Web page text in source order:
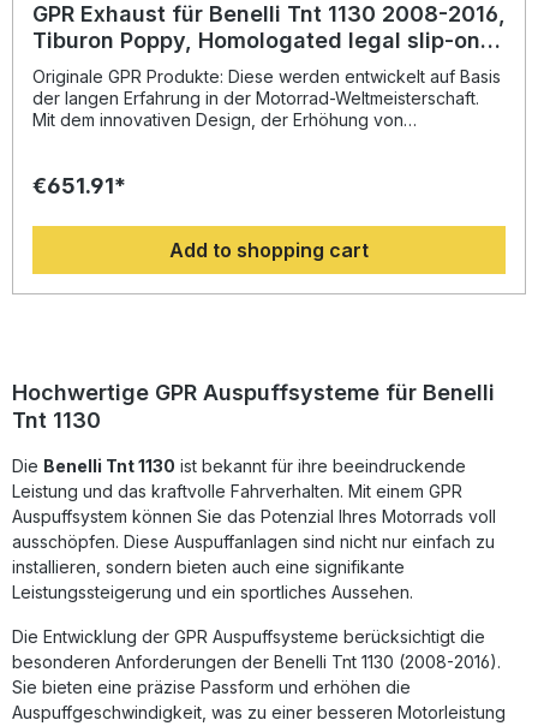
GPR Exhaust für Benelli Tnt 1130 2008-2016,
Tiburon Poppy, Homologated legal slip-on
exhaust including removable db killer and l
Originale GPR Produkte: Diese werden entwickelt auf Basis
der langen Erfahrung in der Motorrad-Weltmeisterschaft.
Mit dem innovativen Design, der Erhöhung von
Fahrzeug deutlich auf und erhalten ein perfektes Preis-
eine hörbare Soundverbesserung zur Serie, die Sie beim
Fahren geniessen können. Der Hersteller ist DIN zertifiziert
und garantiert somit eine gleichbleibend hohe Qualität
seiner Produkte, von der Sie als Kunde profitieren.
installieren. Lieferumfang: Diese Lieferung enthält alle
Fahrzeugspezifischen Halterungen und das
entsprechende Zubehör. Homologated slip-on exhaust
YesLieferzeit: ca. 14 Tage
€651.91*
Add to shopping cart
Hochwertige GPR Auspuffsysteme für Benelli
Tnt 1130
Die Benelli Tnt 1130 ist bekannt für ihre beeindruckende
Leistung und das kraftvolle Fahrverhalten. Mit einem GPR
Auspuffsystem können Sie das Potenzial Ihres Motorrads voll
ausschöpfen. Diese Auspuffanlagen sind nicht nur einfach zu
installieren, sondern bieten auch eine signifikante
Leistungssteigerung und ein sportliches Aussehen.
Die Entwicklung der GPR Auspuffsysteme berücksichtigt die
besonderen Anforderungen der Benelli Tnt 1130 (2008-2016).
Sie bieten eine präzise Passform und erhöhen die
Auspuffgeschwindigkeit, was zu einer besseren Motorleistung